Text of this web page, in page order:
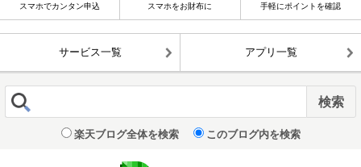
スマホでカンタン申込 スマホをお財布に 手軽にポイントを確認
サービス一覧 アプリ一覧
楽天ブログ全体を検索 このブログ内を検索